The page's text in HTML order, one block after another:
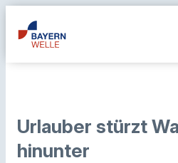
Urlauber stürzt
hinunter